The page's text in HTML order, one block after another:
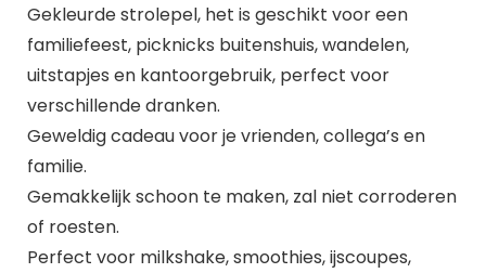
Gekleurde strolepel, het is geschikt voor een
familiefeest, picknicks buitenshuis, wandelen,
uitstapjes en kantoorgebruik, perfect voor
verschillende dranken.
Geweldig cadeau voor je vrienden, collega’s en
familie.
Gemakkelijk schoon te maken, zal niet corroderen
of roesten.
Perfect voor milkshake, smoothies, ijscoupes,